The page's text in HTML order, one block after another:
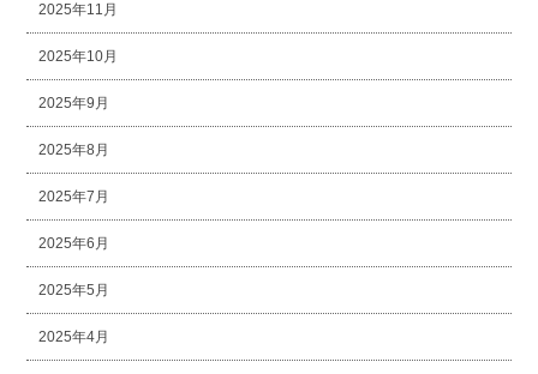
2025年11月
2025年10月
2025年9月
2025年8月
2025年7月
2025年6月
2025年5月
2025年4月